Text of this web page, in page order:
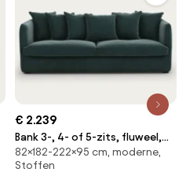
€ 2.239
Bank 3-, 4- of 5-zits, fluweel,
Neo Chiquito
82×182-222×95 cm, moderne,
Stoffen